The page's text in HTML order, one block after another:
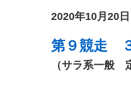
2020年10月20日
第９競走
（サラ系一般